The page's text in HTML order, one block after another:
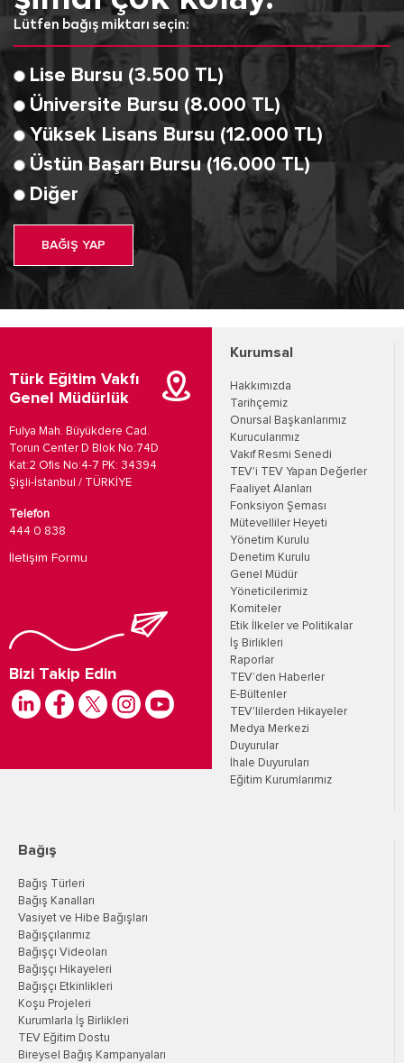
Lütfen bağış miktarı seçin:
Lise Bursu (3.500 TL)
Üniversite Bursu (8.000 TL)
Yüksek Lisans Bursu (12.000 TL)
Üstün Başarı Bursu (16.000 TL)
Diğer
BAĞIŞ YAP
Türk Eğitim Vakfı
Genel Müdürlük
Fulya Mah. Büyükdere Cad.
Torun Center D Blok No:74D
Kat:2 Ofis No:4-7 PK: 34394
Şişli-İstanbul / TÜRKİYE
Telefon
444 0 838
İletişim Formu
Bizi Takip Edin
Kurumsal
Hakkımızda
Tarihçemiz
Onursal Başkanlarımız
Kurucularımız
Vakıf Resmi Senedi
TEV'i TEV Yapan Değerler
Faaliyet Alanları
Fonksiyon Şeması
Mütevelliler Heyeti
Yönetim Kurulu
Denetim Kurulu
Genel Müdür
Yöneticilerimiz
Komiteler
Etik İlkeler ve Politikalar
İş Birlikleri
Raporlar
TEV’den Haberler
E-Bültenler
TEV'lilerden Hikayeler
Medya Merkezi
Duyurular
İhale Duyuruları
Eğitim Kurumlarımız
Bağış
Bağış Türleri
Bağış Kanalları
Vasiyet ve Hibe Bağışları
Bağışçılarımız
Bağışçı Videoları
Bağışçı Hikayeleri
Bağışçı Etkinlikleri
Koşu Projeleri
Kurumlarla İş Birlikleri
TEV Eğitim Dostu
Bireysel Bağış Kampanyaları